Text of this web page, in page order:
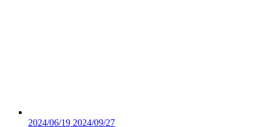
2024/06/19 2024/09/27